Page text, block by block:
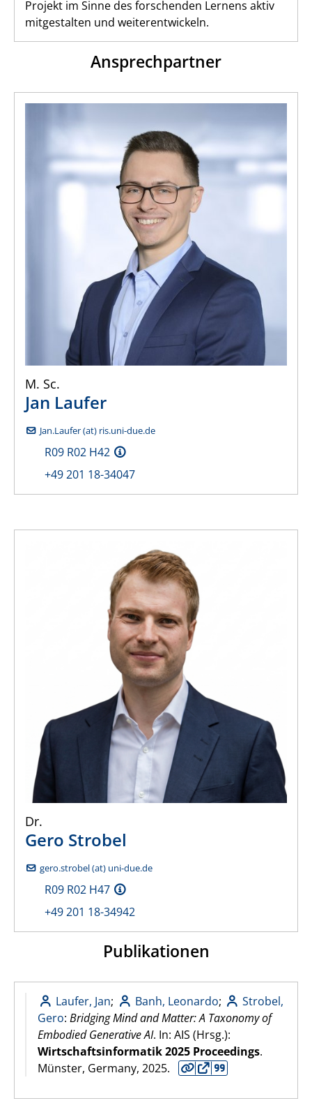
Projekt im Sinne des forschenden Lernens aktiv
mitgestalten und weiterentwickeln.
Ansprechpartner
M. Sc.
Jan Laufer
Jan.Laufer (at) ris.uni-due.de
R09 R02 H42
+49 201 18-34047
Dr.
Gero Strobel
gero.strobel (at) uni-due.de
R09 R02 H47
+49 201 18-34942
Publikationen
Laufer, Jan; Banh, Leonardo;
Strobel,
Gero: Bridging Mind and Matter: A Taxonomy of
Embodied Generative AI. In: AIS (Hrsg.):
Wirtschaftsinformatik 2025 Proceedings.
Münster, Germany, 2025.